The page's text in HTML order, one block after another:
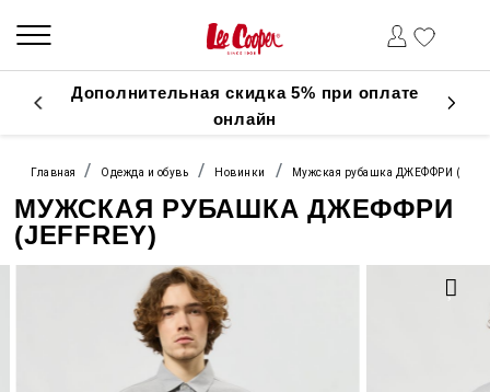
Дополнительная скидка 5% при оплате
онлайн
Главная Одежда и обувь Новинки Мужская рубашка ДЖЕФФРИ
МУЖСКАЯ РУБАШКА ДЖЕФФРИ
(JEFFREY)